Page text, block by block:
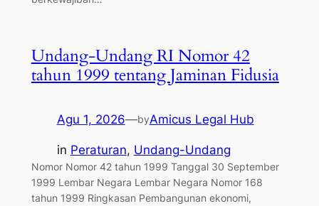
Undang-Undang RI Nomor 42
tahun 1999 tentang Jaminan Fidusia
Agu 1, 2026—byAmicus Legal Hub
in Peraturan, Undang-Undang
Nomor Nomor 42 tahun 1999 Tanggal 30 September
1999 Lembar Negara Lembar Negara Nomor 168
tahun 1999 Ringkasan Pembangunan ekonomi,